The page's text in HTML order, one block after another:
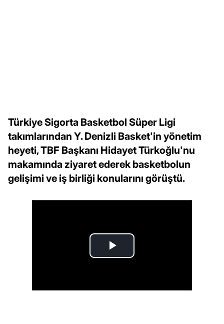
Türkiye Sigorta Basketbol Süper Ligi
takımlarından Y. Denizli Basket'in yönetim
heyeti, TBF Başkanı Hidayet Türkoğlu'nu
makamında ziyaret ederek basketbolun
gelişimi ve iş birliği konularını görüştü.